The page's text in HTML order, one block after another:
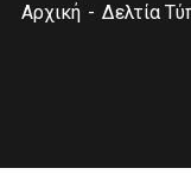
Αρχική Δελτία